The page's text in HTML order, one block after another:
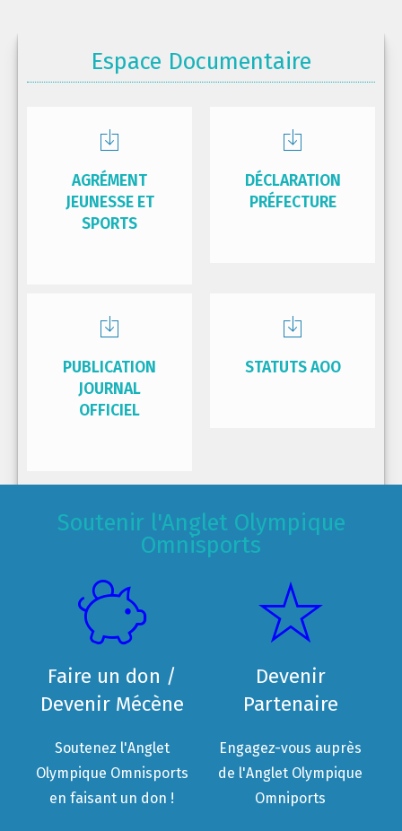
Espace Documentaire
AGRÉMENT
JEUNESSE ET
SPORTS
DÉCLARATION
PRÉFECTURE
PUBLICATION
JOURNAL
OFFICIEL
STATUTS AOO
Soutenir l'Anglet Olympique
Omnisports
Faire un don /
Devenir Mécène
Soutenez l'Anglet
Olympique Omnisports
en faisant un don !
Devenir
Partenaire
Engagez-vous auprès
de l'Anglet Olympique
Omniports